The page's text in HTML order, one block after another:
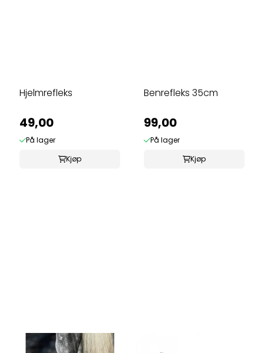
Hjelmrefleks
49,00
På lager
Kjøp
Benrefleks 35cm
99,00
På lager
Kjøp